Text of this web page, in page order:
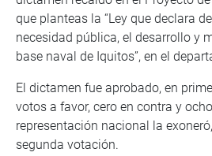
que planteas la “Ley que declara
necesidad pública, el desarrollo y
base naval de Iquitos”, en el
El dictamen fue aprobado, en
votos a favor, cero en contra y
representación nacional la
segunda votación.